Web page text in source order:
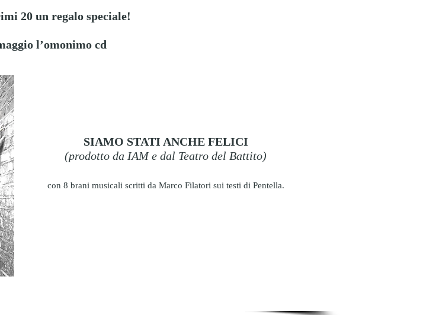
SIAMO STATI ANCHE FELICI
(prodotto da IAM e dal Teatro del Battito)
con 8 brani musicali scritti da Marco Filatori sui testi di Pentella.
20 un regalo speciale!
l’omonimo cd